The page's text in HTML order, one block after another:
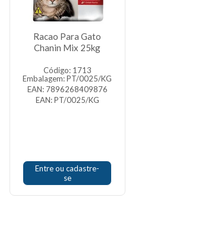
Racao Para Gato
Chanin Mix 25kg
Código: 1713
Embalagem: PT/0025/KG
EAN: 7896268409876
EAN: PT/0025/KG
Entre ou cadastre-
se